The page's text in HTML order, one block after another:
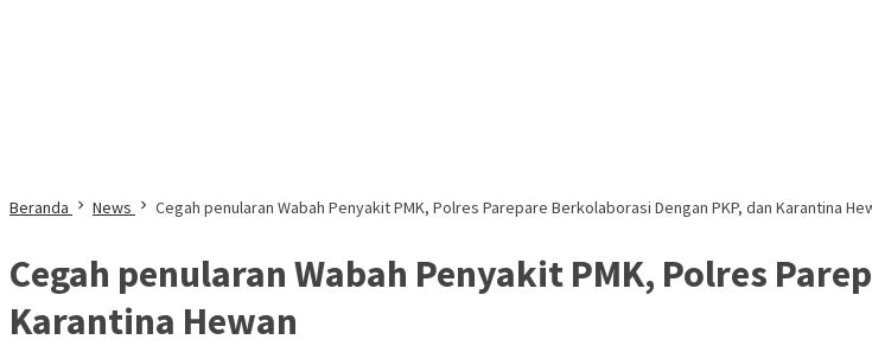
Beranda News Cegah penularan Wabah Penyakit PMK, Polres Parepare Berkolaborasi Dengan PKP, dan Karantina
Cegah penularan Wabah Penyakit PMK, Polres
Karantina Hewan